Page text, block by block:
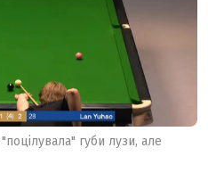
губи лузи, але